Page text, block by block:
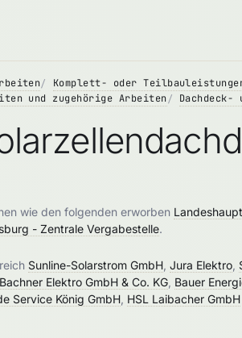
Komplett- oder
und zugehörige Arbeiten
wie den folgenden erworben
- Zentrale Vergabestelle.
Sunline-Solarstrom GmbH Jura Elektro
Bachner Elektro GmbH & Co. KG Bauer
Service König GmbH HSL Laibacher GmbH